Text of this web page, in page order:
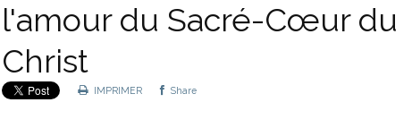
l'amour du Sacré-Cœur du
Christ
IMPRIMER Share